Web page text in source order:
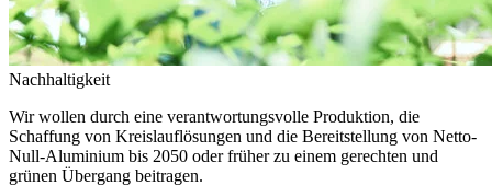
Nachhaltigkeit
Wir wollen durch eine verantwortungsvolle Produktion, die
Schaffung von Kreislauflösungen und die Bereitstellung von Netto-
Null-Aluminium bis 2050 oder früher zu einem gerechten und
grünen Übergang beitragen.